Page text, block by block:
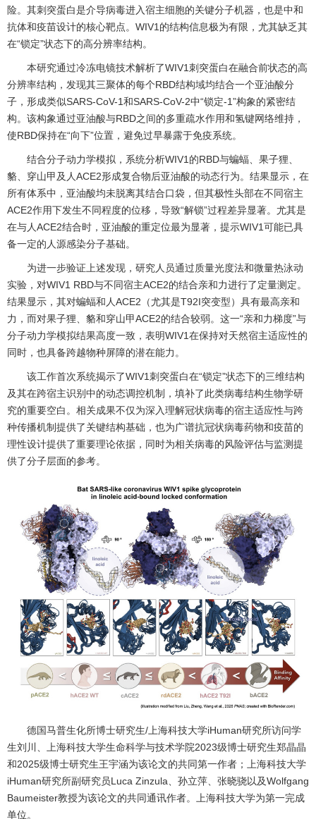
险。其刺突蛋白是介导病毒进入宿主细胞的关键分子机器，也是中和
抗体和疫苗设计的核心靶点。WIV1的结构信息极为有限，尤其缺乏其
在“锁定”状态下的高分辨率结构。
本研究通过冷冻电镜技术解析了WIV1刺突蛋白在融合前状态的高
分辨率结构，发现其三聚体的每个RBD结构域均结合一个亚油酸分
子，形成类似SARS-CoV-1和SARS-CoV-2中“锁定-1”构象的紧密结
构。该构象通过亚油酸与RBD之间的多重疏水作用和氢键网络维持，
使RBD保持在“向下”位置，避免过早暴露于免疫系统。
结合分子动力学模拟，系统分析WIV1的RBD与蝙蝠、果子狸、
貉、穿山甲及人ACE2形成复合物后亚油酸的动态行为。结果显示，在
所有体系中，亚油酸均未脱离其结合口袋，但其极性头部在不同宿主
ACE2作用下发生不同程度的位移，导致“解锁”过程差异显著。尤其是
在与人ACE2结合时，亚油酸的重定位最为显著，提示WIV1可能已具
备一定的人源感染分子基础。
为进一步验证上述发现，研究人员通过质量光度法和微量热泳动
实验，对WIV1 RBD与不同宿主ACE2的结合亲和力进行了定量测定。
结果显示，其对蝙蝠和人ACE2（尤其是T92I突变型）具有最高亲和
力，而对果子狸、貉和穿山甲ACE2的结合较弱。这一“亲和力梯度”与
分子动力学模拟结果高度一致，表明WIV1在保持对天然宿主适应性的
同时，也具备跨越物种屏障的潜在能力。
该工作首次系统揭示了WIV1刺突蛋白在“锁定”状态下的三维结构
及其在跨宿主识别中的动态调控机制，填补了此类病毒结构生物学研
究的重要空白。相关成果不仅为深入理解冠状病毒的宿主适应性与跨
种传播机制提供了关键结构基础，也为广谱抗冠状病毒药物和疫苗的
理性设计提供了重要理论依据，同时为相关病毒的风险评估与监测提
供了分子层面的参考。
德国马普生化所博士研究生/上海科技大学iHuman研究所访问学
生刘川、上海科技大学生命科学与技术学院2023级博士研究生郑晶晶
和2025级博士研究生王宇涵为该论文的共同第一作者；上海科技大学
iHuman研究所副研究员Luca Zinzula、孙立萍、张晓骁以及Wolfgang
Baumeister教授为该论文的共同通讯作者。上海科技大学为第一完成
单位。